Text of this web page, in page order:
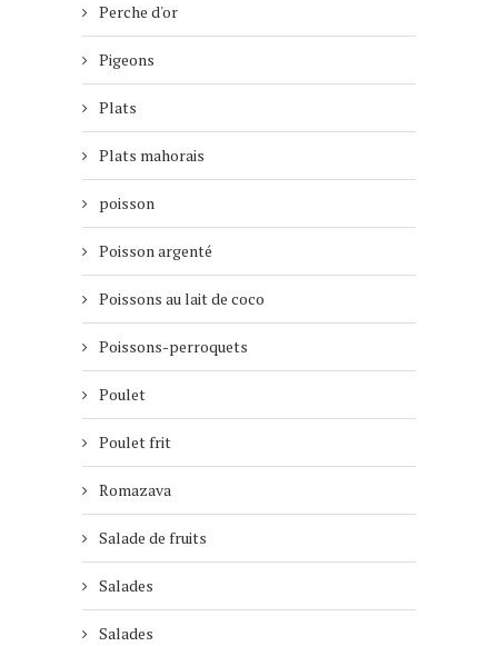
Perche d'or
Pigeons
Plats
Plats mahorais
poisson
Poisson argenté
Poissons au lait de coco
Poissons-perroquets
Poulet
Poulet frit
Romazava
Salade de fruits
Salades
Salades